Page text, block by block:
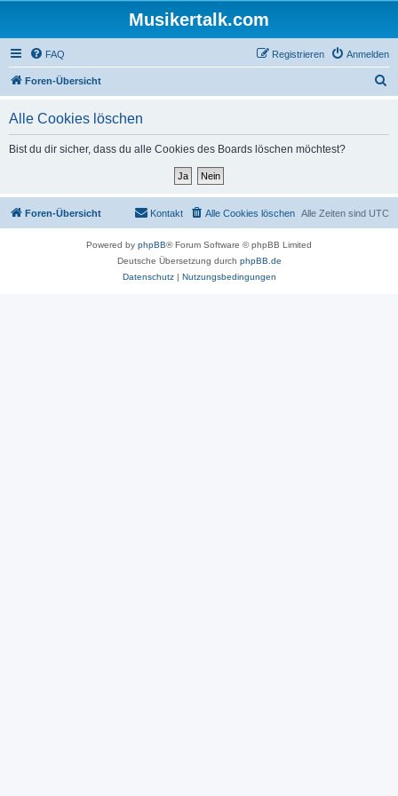
Musikertalk.com
FAQ Anmelden
Registrieren
Foren-Übersicht
Alle Cookies löschen
Bist du dir sicher, dass du alle Cookies des Boards löschen möchtest?
Foren-Übersicht Alle Zeiten sind UTC
Alle Cookies löschen
Kontakt
Powered by phpBB® Forum Software © phpBB Limited
Deutsche Übersetzung durch phpBB.de
Datenschutz| Nutzungsbedingungen